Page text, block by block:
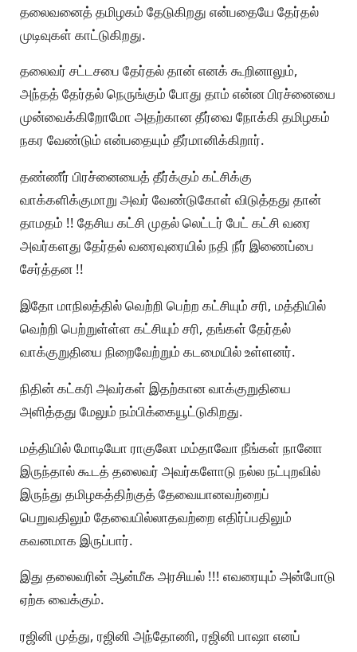
தலைவனைத் தமிழகம் தேடுகிறது என்பதையே தேர்தல்
முடிவுகள் காட்டுகிறது.
தலைவர் சட்டசபை தேர்தல் தான் எனக் கூறினாலும்,
அந்தத் தேர்தல் நெருங்கும் போது தாம் என்ன பிரச்னையை
முன்வைக்கிறோமோ அதற்கான தீர்வை நோக்கி தமிழகம்
நகர வேண்டும் என்பதையும் தீர்மானிக்கிறார்.
தண்ணீர் பிரச்னையைத் தீர்க்கும் கட்சிக்கு
வாக்களிக்குமாறு அவர் வேண்டுகோள் விடுத்தது தான்
தாமதம் !! தேசிய கட்சி முதல் லெட்டர் பேட் கட்சி வரை
அவர்களது தேர்தல் வரைவுரையில் நதி நீர் இணைப்பை
சேர்த்தன !!
இதோ மாநிலத்தில் வெற்றி பெற்ற கட்சியும் சரி, மத்தியில்
வெற்றி பெற்றுள்ள்ள கட்சியும் சரி, தங்கள் தேர்தல்
வாக்குறுதியை நிறைவேற்றும் கடமையில் உள்ளனர்.
நிதின் கட்கரி அவர்கள் இதற்கான வாக்குறுதியை
அளித்தது மேலும் நம்பிக்கையூட்டுகிறது.
மத்தியில் மோடியோ ராகுலோ மம்தாவோ நீங்கள் நானோ
இருந்தால் கூடத் தலைவர் அவர்களோடு நல்ல நட்புறவில்
இருந்து தமிழகத்திற்குத் தேவையானவற்றைப்
பெறுவதிலும் தேவையில்லாதவற்றை எதிர்ப்பதிலும்
கவனமாக இருப்பார்.
இது தலைவரின் ஆன்மீக அரசியல் !!! எவரையும் அன்போடு
ஏற்க வைக்கும்.
ரஜினி முத்து, ரஜினி அந்தோணி, ரஜினி பாஷா எனப்